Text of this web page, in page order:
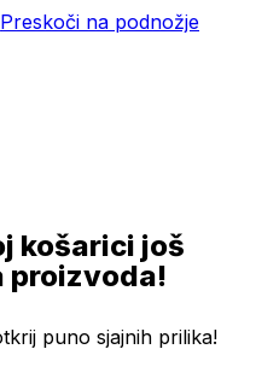
Preskoči na podnožje
košarici još
proizvoda!
puno sjajnih prilika!